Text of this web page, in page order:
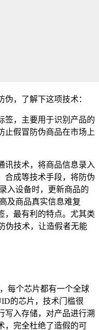
，了解下这项技术：
，主要用于识别产品的
止假冒防伪商品在市场上
技术，将商品信息录入
合成等技术手段，将防伪
入设备时，更新商品的
及商品真实信息难复
，最有利的特点。尤其类
伪技术，让造假者无能
个芯片都有一个全球
的芯片，技术门槛很
写入存储，对产品进行溯
，完全杜绝了造假的可